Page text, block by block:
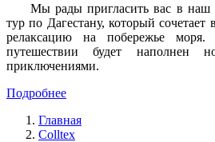
Мы рады пригласить вас в наш
тур по Дагестану, который
релаксацию на побережье
путешествии будет наполнен
приключениями.
Подробнее
Главная
Colltex